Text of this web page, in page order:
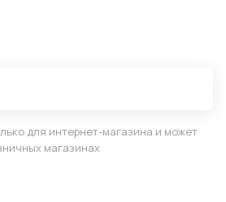
для интернет-магазина и может
магазинах